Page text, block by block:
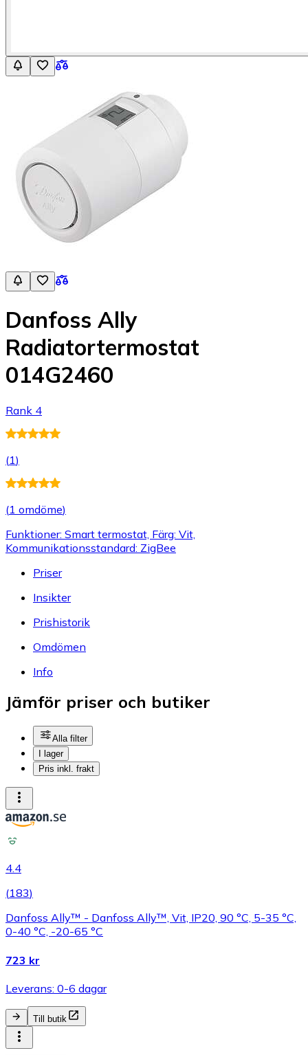
Danfoss Ally
Radiatortermostat
014G2460
Rank 4
(1)
(1 omdöme)
Funktioner: Smart termostat, Färg: Vit,
Kommunikationsstandard: ZigBee
Priser
Insikter
Prishistorik
Omdömen
Info
Jämför priser och butiker
Alla filter
I lager
Pris inkl. frakt
4.4
(183)
Danfoss Ally™ - Danfoss Ally™, Vit, IP20, 90 °C, 5-35 °C,
0-40 °C, -20-65 °C
723 kr
Leverans: 0-6 dagar
Till butik